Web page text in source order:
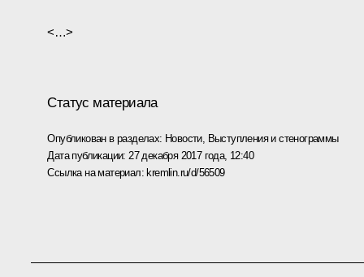
<…>
Статус материала
Опубликован в разделах: Новости, Выступления и стенограммы
Дата публикации: 27 декабря 2017 года, 12:40
Ссылка на материал: kremlin.ru/d/56509